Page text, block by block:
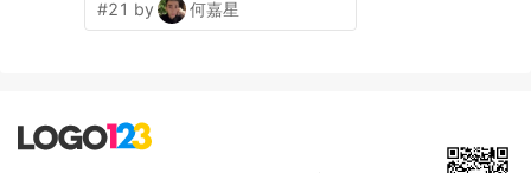
#21 by 何嘉星